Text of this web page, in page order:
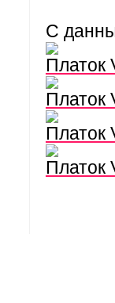
С
Платок
Платок
Платок
Платок